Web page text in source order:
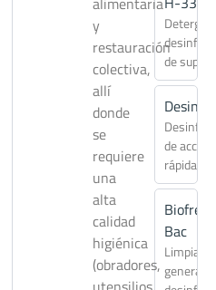
de
de acción
rápida
Biofresh
Bac
general
y
restauración
colectiva,
allí
donde
se
requiere
una
alta
calidad
higiénica
(obradores,